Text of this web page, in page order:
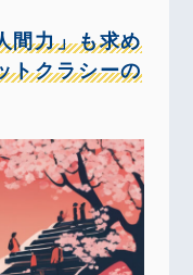
間力」も求め
トクラシーの